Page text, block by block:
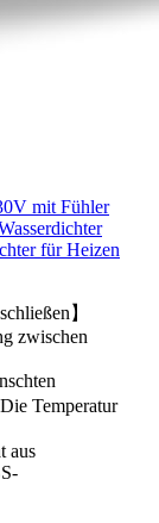
mit Fühler
für Heizen
】
zwischen
Temperatur
aus